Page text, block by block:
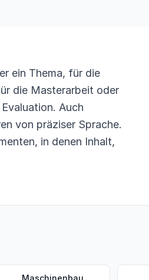
ein Thema, für die
die Masterarbeit oder
Auch
von präziser Sprache.
in denen Inhalt,
Maschinenbau